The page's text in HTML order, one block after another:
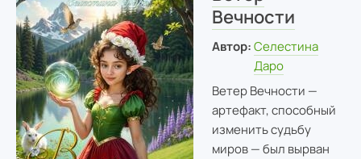
Вечности
Автор: Селестина
Даро
Ветер Вечности —
артефакт, способный
изменить судьбу
миров — был вырван